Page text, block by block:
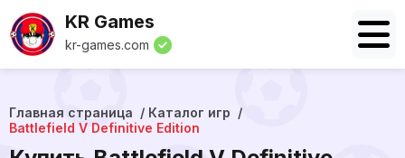
KR Games
kr-games.com
Главная страница
Каталог игр
Battlefield V Definitive Edition